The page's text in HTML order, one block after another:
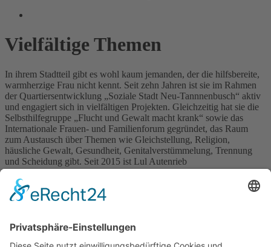
Vielfältige Themen
In ihrem Stadtteil gibt es wohl kaum jemanden, der die hilfsbereite,
warmherzige Frau nicht kennt. Seit zehn Jahren ist sie im Rahmen
der Quartiersentwicklung „Soziale Stadt Neu-Tannnenbusch“ aktiv
und engagiert sich in vielfältigen Projekten. Gleichzeitig hat sie die
Selbsthilfegruppe „Flucht und Gewalt macht krank“ sowie das
Internationale Frauen- und Familienforum gegründet, das Raum
zum Austausch über Themen wie Gleichstellung, Religion,
häusliche Gewalt, Gesundheit, Genitalverstümmelung, Trennung
und Scheidung gibt. Seit 2015 ist Lul Autenrieb
Inklusionsbotschafterin der „Interessenvertretung Selbstbestimmt
Leben Deutschland e.V.“ (ISL e.V.) und engagiert sich in der
Gruppe „Frauen*Streik“ für Menschen- und Frauenrechte.
Der Kampf geht weiter